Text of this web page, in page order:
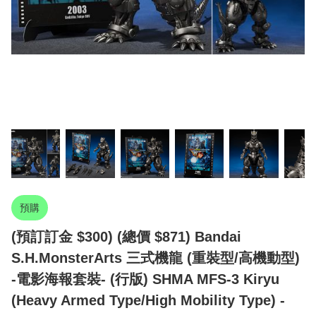
預購
(預訂訂金 $300) (總價 $871) Bandai
S.H.MonsterArts 三式機龍 (重裝型/高機動型)
-電影海報套裝- (行版) SHMA MFS-3 Kiryu
(Heavy Armed Type/High Mobility Type) -